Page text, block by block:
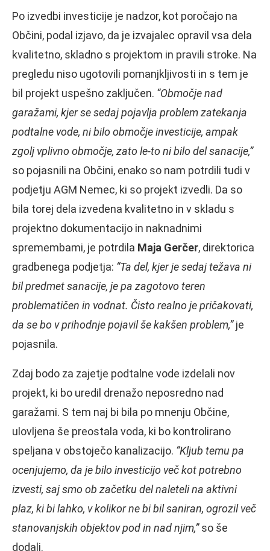
Po izvedbi investicije je nadzor, kot poročajo na
Občini, podal izjavo, da je izvajalec opravil vsa dela
kvalitetno, skladno s projektom in pravili stroke. Na
pregledu niso ugotovili pomanjkljivosti in s tem je
bil projekt uspešno zaključen. “Območje nad
garažami, kjer se sedaj pojavlja problem zatekanja
podtalne vode, ni bilo območje investicije, ampak
zgolj vplivno območje, zato le-to ni bilo del sanacije,”
so pojasnili na Občini, enako so nam potrdili tudi v
podjetju AGM Nemec, ki so projekt izvedli. Da so
bila torej dela izvedena kvalitetno in v skladu s
projektno dokumentacijo in naknadnimi
spremembami, je potrdila Maja Gerčer, direktorica
gradbenega podjetja: “Ta del, kjer je sedaj težava ni
bil predmet sanacije, je pa zagotovo teren
problematičen in vodnat. Čisto realno je pričakovati,
da se bo v prihodnje pojavil še kakšen problem,”je
pojasnila.
Zdaj bodo za zajetje podtalne vode izdelali nov
projekt, ki bo uredil drenažo neposredno nad
garažami. S tem naj bi bila po mnenju Občine,
ulovljena še preostala voda, ki bo kontrolirano
speljana v obstoječo kanalizacijo. “Kljub temu pa
ocenjujemo, da je bilo investicijo več kot potrebno
izvesti, saj smo ob začetku del naleteli na aktivni
plaz, ki bi lahko, v kolikor ne bi bil saniran, ogrozil več
stanovanjskih objektov pod in nad njim,”so še
dodali.